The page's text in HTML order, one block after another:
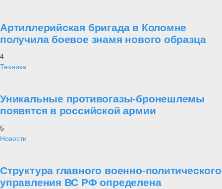
Артиллерийская бригада в Коломне
получила боевое знамя нового образца
4
Техника
Уникальные противогазы-бронешлемы
появятся в российской армии
5
Новости
Структура главного военно-политического
управления ВС РФ определена